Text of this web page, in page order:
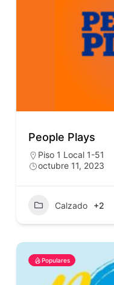
People Plays
Piso 1 Local 1-51
octubre 11, 2023
Calzado +2
Populares